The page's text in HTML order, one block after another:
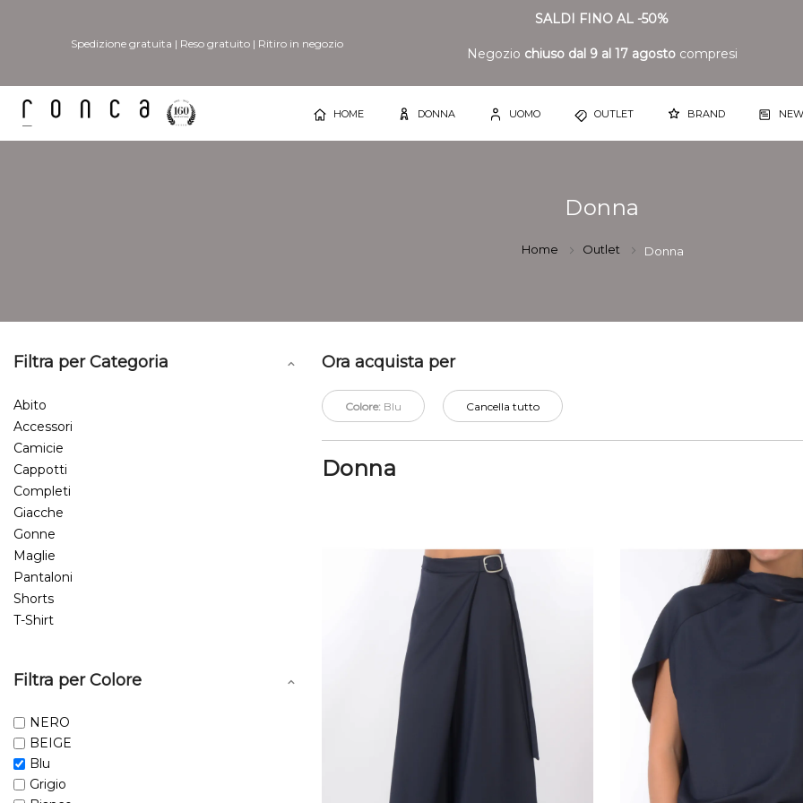
Spedizione gratuita | Reso gratuito| Ritiro in negozio
SALDI FINO AL -50%
Negozio chiuso dal 9 al 17 agosto compresi
HOME DONNA UOMO OUTLET BRAND
Donna
Home Outlet Donna
Ora acquista per
Colore: Blu Cancella tutto
Donna
Filtra per Categoria
Abito
Accessori
Camicie
Cappotti
Completi
Giacche
Gonne
Maglie
Pantaloni
Shorts
T-Shirt
Filtra per Colore
NERO
BEIGE
Blu
Grigio